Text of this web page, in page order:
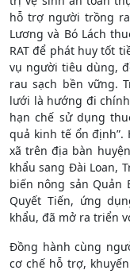
hỗ trợ người trồng
Lương và Bó Lách
RAT để phát huy tốt
vụ người tiêu dùng,
rau sạch bền vững.
lưới là hướng đi
hạn chế sử dụng
quả kinh tế ổn định”.
xã trên địa bàn
khẩu sang Đài Loan,
biến nông sản Quản
Quyết Tiến, ứng
khẩu, đã mở ra triển
Đồng hành cùng
cơ chế hỗ trợ,